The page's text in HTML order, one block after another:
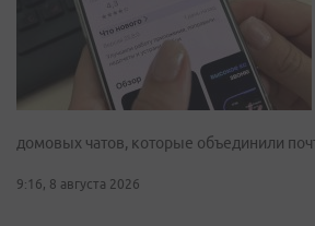
домовых чатов, которые объединили
9:16, 8 августа 2026